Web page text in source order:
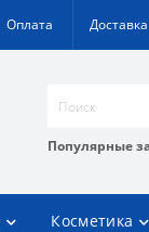
Оплата Доставка
Популярные
Косметика